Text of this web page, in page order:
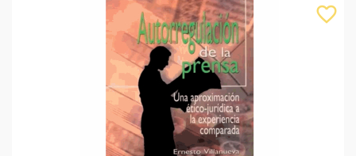
favorite_border